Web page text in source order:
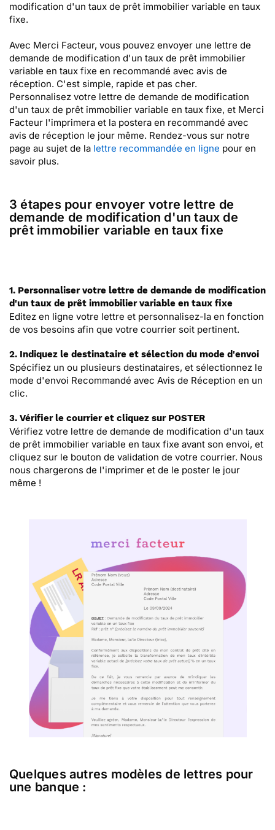
modification d'un taux de prêt immobilier variable en taux
fixe.
Avec Merci Facteur, vous pouvez envoyer une lettre de
demande de modification d'un taux de prêt immobilier
variable en taux fixe en recommandé avec avis de
réception. C'est simple, rapide et pas cher.
Personnalisez votre lettre de demande de modification
d'un taux de prêt immobilier variable en taux fixe, et Merci
Facteur l'imprimera et la postera en recommandé avec
avis de réception le jour même. Rendez-vous sur notre
page au sujet de la lettre recommandée en ligne pour en
savoir plus.
3 étapes pour envoyer votre lettre de
demande de modification d'un taux de
prêt immobilier variable en taux fixe
1. Personnaliser votre lettre de demande de modification
d'un taux de prêt immobilier variable en taux fixe
Editez en ligne votre lettre et personnalisez-la en fonction
de vos besoins afin que votre courrier soit pertinent.
2. Indiquez le destinataire et sélection du mode d'envoi
Spécifiez un ou plusieurs destinataires, et sélectionnez le
mode d'envoi Recommandé avec Avis de Réception en un
clic.
3. Vérifier le courrier et cliquez sur POSTER
Vérifiez votre lettre de demande de modification d'un taux
de prêt immobilier variable en taux fixe avant son envoi, et
cliquez sur le bouton de validation de votre courrier. Nous
nous chargerons de l'imprimer et de le poster le jour
même !
Quelques autres modèles de lettres pour
une banque :